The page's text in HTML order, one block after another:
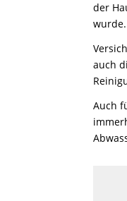
der
wurde.
auch
Auch